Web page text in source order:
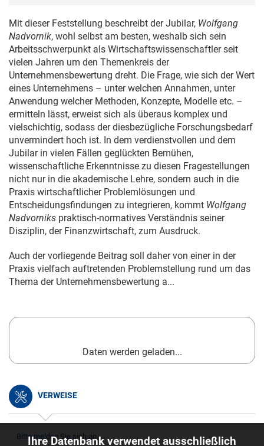
Mit dieser Feststellung beschreibt der Jubilar, Wolfgang
Nadvornik, wohl selbst am besten, weshalb sich sein
Arbeitsschwerpunkt als Wirtschaftswissenschaftler seit
vielen Jahren um den Themenkreis der
Unternehmensbewertung dreht. Die Frage, wie sich der Wert
eines Unternehmens – unter welchen Annahmen, unter
Anwendung welcher Methoden, Konzepte, Modelle etc. –
ermitteln lässt, erweist sich als überaus komplex und
vielschichtig, sodass der diesbezügliche Forschungsbedarf
unvermindert hoch ist. In dem verdienstvollen und dem
Jubilar in vielen Fällen geglückten Bemühen,
wissenschaftliche Erkenntnisse zu diesen Fragestellungen
nicht nur in die akademische Lehre, sondern auch in die
Praxis wirtschaftlicher Problemlösungen und
Entscheidungsfindungen zu integrieren, kommt Wolfgang
Nadvorniks praktisch-normatives Verständnis seiner
Disziplin, der Finanzwirtschaft, zum Ausdruck.
Auch der vorliegende Beitrag soll daher von einer in der
Praxis vielfach auftretenden Problemstellung rund um das
Thema der Unternehmensbewertung a...
Daten werden geladen...
VERWEISE
Bitte melden Sie sich an.
Ihre Datenbank verwendet ausschließlich